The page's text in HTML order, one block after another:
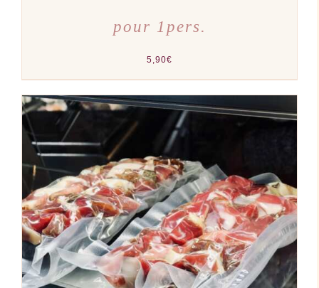
pour 1pers.
5,90€
AJOUTER AU PANIER
/
DÉTAILS